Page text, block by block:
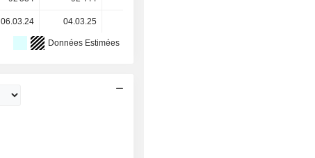
06.03.24 04.03.25
Données Estimées